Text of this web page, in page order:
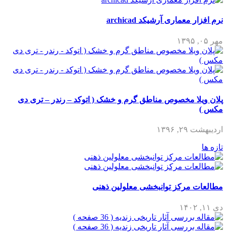
نرم افزار معماری آرشیکد archicad
مهر ۰۵, ۱۳۹۵
پلان ویلا مخصوص مناطق گرم و خشک ( اتوکد – رندر – تری دی
مکس )
اردیبهشت ۲۹, ۱۳۹۶
تازه ها
مطالعات مرکز توانبخشی معلولین ذهنی
دی ۱۱, ۱۴۰۲